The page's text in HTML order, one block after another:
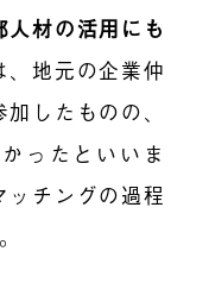
材の活用にも
、地元の企業仲
したものの、
ったといいま
ッチングの過程